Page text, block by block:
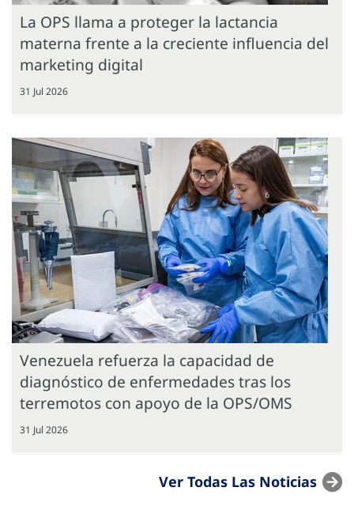
La OPS llama a proteger la lactancia
materna frente a la creciente influencia del
marketing digital
31 Jul 2026
Venezuela refuerza la capacidad de
diagnóstico de enfermedades tras los
terremotos con apoyo de la OPS/OMS
31 Jul 2026
Ver Todas Las Noticias